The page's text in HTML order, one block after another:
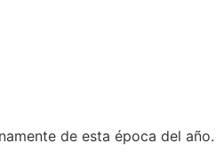
de esta época del año.